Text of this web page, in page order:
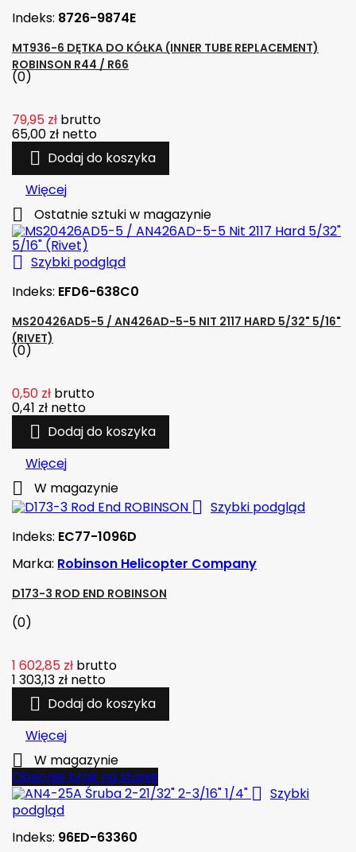
Indeks: 8726-9874E
MT936-6 DĘTKA DO KÓŁKA (INNER TUBE REPLACEMENT)
ROBINSON R44 / R66
(0)
79,95 zł brutto
65,00 zł netto
 Dodaj do koszyka
Więcej
 Ostatnie sztuki w magazynie
 Szybki podgląd
Indeks: EFD6-638C0
MS20426AD5-5 / AN426AD-5-5 NIT 2117 HARD 5/32" 5/16"
(RIVET)
(0)
0,50 zł brutto
0,41 zł netto
 Dodaj do koszyka
Więcej
 W magazynie
 Szybki podgląd
Indeks: EC77-1096D
Marka: Robinson Helicopter Company
D173-3 ROD END ROBINSON
(0)
1 602,85 zł brutto
1 303,13 zł netto
 Dodaj do koszyka
Więcej

W magazynie
Obecnie brak na stanie
 Szybki
podgląd
Indeks: 96ED-63360